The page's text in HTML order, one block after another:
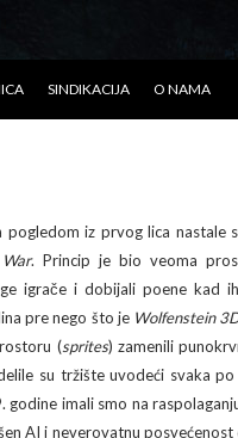
SINDIKACIJA O NAMA
pogledom iz prvog lica nastale
. Princip je bio veoma
igrače i dobijali poene kad
pre nego što je Wolfenstein
(sprites) zamenili
su tržište uvodeći svaka
imali smo na
AI i neverovatnu